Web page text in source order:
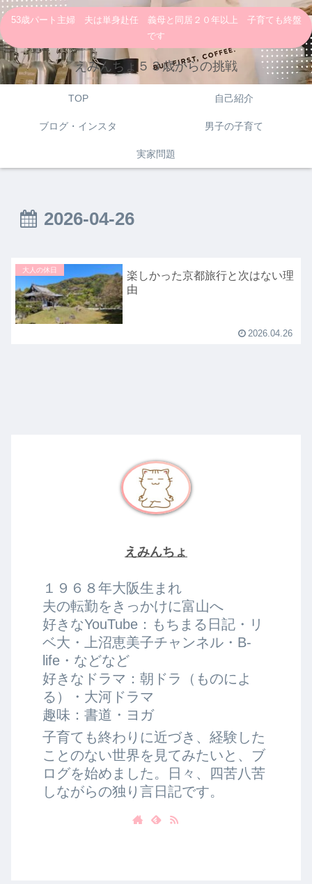
53歳パート主婦 夫は単身赴任 義母と同居２０年以上 子育ても終盤
です
えみんちょ５３歳からの挑戦
TOP 自己紹介
ブログ・インスタ 男子の子育て
実家問題
2026-04-26
大人の休日
楽しかった京都旅行と次はない理
由
2026.04.26
えみんちょ
１９６８年大阪生まれ
夫の転勤をきっかけに富山へ
好きなYouTube：もちまる日記・リ
ベ大・上沼恵美子チャンネル・B-
life・などなど
好きなドラマ：朝ドラ（ものによ
る）・大河ドラマ
趣味：書道・ヨガ
子育ても終わりに近づき、経験した
ことのない世界を見てみたいと、ブ
ログを始めました。日々、四苦八苦
しながらの独り言日記です。